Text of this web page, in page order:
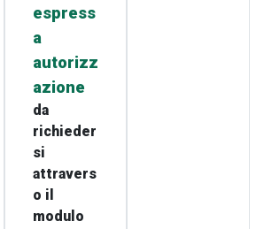
espress
a
autorizz
azione
da
richieder
si
attravers
o il
modulo